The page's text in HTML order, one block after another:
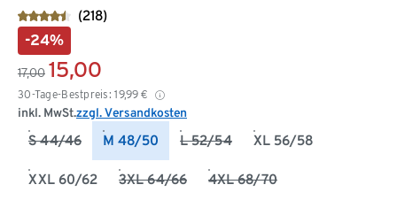
(218)
-24%
17,00 15,00
30-Tage-Bestpreis: 19,99 €
inkl. MwSt.zzgl. Versandkosten
S 44/46 M 48/50 L 52/54 XL 56/58
XXL 60/62 3XL 64/66 4XL 68/70